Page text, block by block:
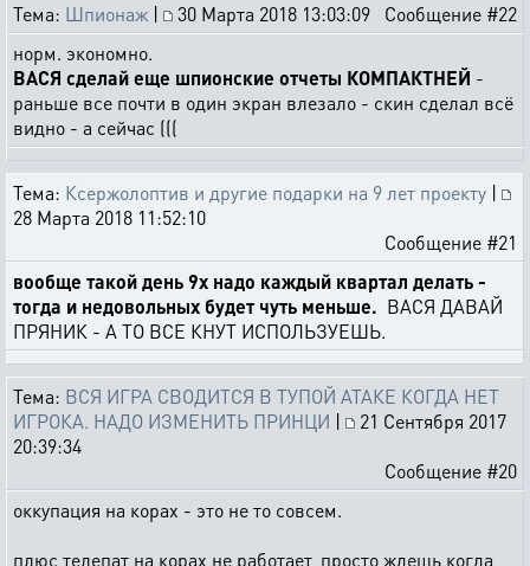
Тема: Шпионаж | 30 Марта 2018 13:03:09
Сообщение #22
норм. экономно.
ВАСЯ сделай еще шпионские отчеты КОМПАКТНЕЙ -
раньше все почти в один экран влезало - скин сделал всё
видно - а сейчас (((
Тема: Ксержолоптив и другие подарки на 9 лет проекту |
28 Марта 2018 11:52:10
Сообщение #21
вообще такой день 9х надо каждый квартал делать -
тогда и недовольных будет чуть меньше. ВАСЯ ДАВАЙ
ПРЯНИК - А ТО ВСЕ КНУТ ИСПОЛЬЗУЕШЬ.
Тема: ВСЯ ИГРА СВОДИТСЯ В ТУПОЙ АТАКЕ КОГДА НЕТ
ИГРОКА. НАДО ИЗМЕНИТЬ ПРИНЦИ |
21 Сентября 2017
20:39:34
Сообщение #20
оккупация на корах - это не то совсем.
плюс телепат на корах не работает, просто ждешь когда